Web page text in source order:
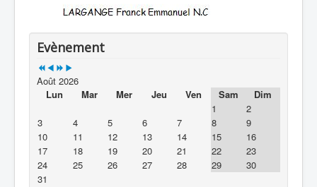
Evènement
Août 2026
Lun
Mar Mer Jeu Ven Sam
Dim
1
2
3
4 5 6 7 8
9
10
11 12 13 14 15
16
17
18 19 20 21 22
23
24
25 26 27 28 29
30
31